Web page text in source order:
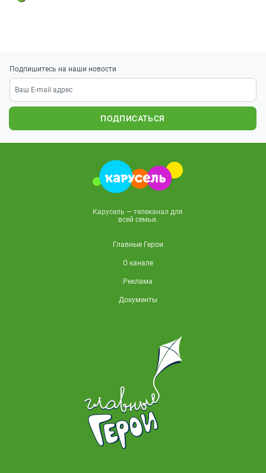
Подпишитесь на наши новости
ПОДПИСАТЬСЯ
Карусель — телеканал для
всей семьи.
Главные Герои
О канале
Реклама
Документы